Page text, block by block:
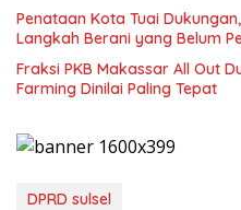
Penataan Kota Tuai
Langkah Berani yang Belum
Fraksi PKB Makassar All Out
Farming Dinilai Paling Tepat
DPRD sulsel